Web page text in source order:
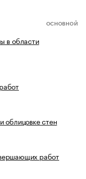
ОСНОВНОЙ
в области
облицовке стен
работ